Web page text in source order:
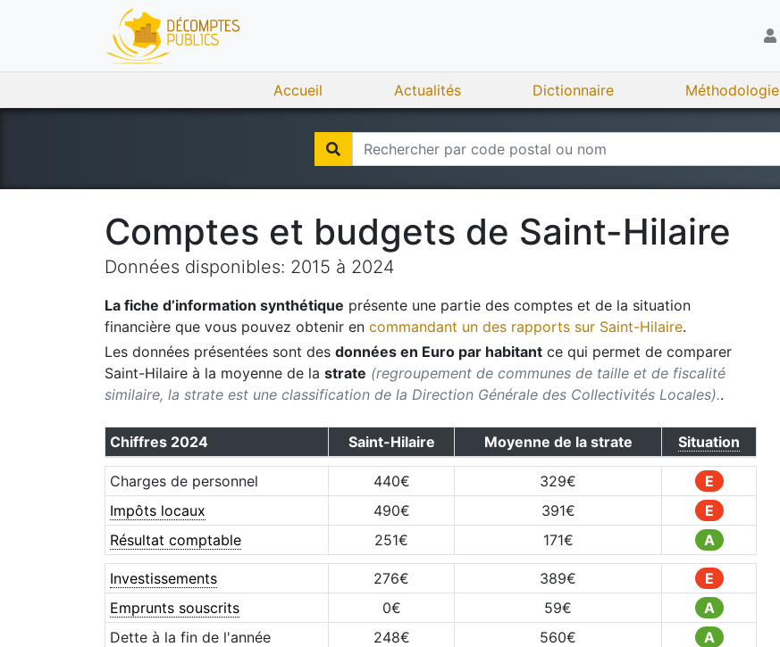
Accueil Actualités Dictionnaire Méthodologie
Comptes et budgets de Saint-Hilaire
Données disponibles: 2015 à 2024
La fiche d’information synthétique présente une partie des comptes et de la situation
financière que vous pouvez obtenir en commandant un des rapports sur Saint-Hilaire.
Les données présentées sont des données en Euro par habitant ce qui permet de comparer
Saint-Hilaire à la moyenne de la strate (regroupement de communes de taille et de fiscalité
similaire, la strate est une classification de la Direction Générale des Collectivités Locales)..
Chiffres 2024 Saint-Hilaire Moyenne de la strate Situation
Charges de personnel 440€ 329€
E
Impôts locaux
490€ 391€
E
Résultat comptable
251€ 171€ A
Investissements 276€ 389€
E
Emprunts souscrits
0€ 59€
A
Dette à la fin de l'année
248€ 560€ A